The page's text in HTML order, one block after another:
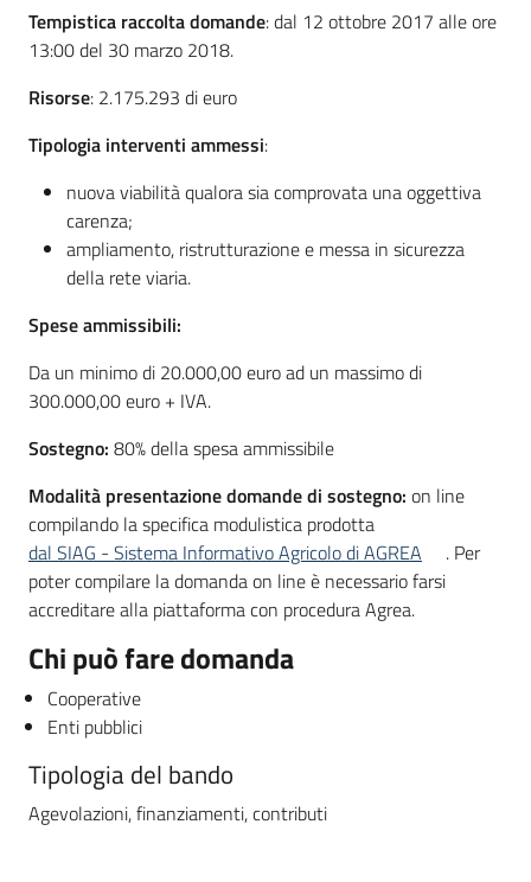
Tempistica raccolta domande: dal 12 ottobre 2017 alle ore
13:00 del 30 marzo 2018.
Risorse: 2.175.293 di euro
Tipologia interventi ammessi:
nuova viabilità qualora sia comprovata una oggettiva
carenza;
ampliamento, ristrutturazione e messa in sicurezza
della rete viaria.
Spese ammissibili:
Da un minimo di 20.000,00 euro ad un massimo di
300.000,00 euro + IVA.
Sostegno: 80% della spesa ammissibile
Modalità presentazione domande di sostegno: on line
compilando la specifica modulistica prodotta
dal SIAG - Sistema Informativo Agricolo di AGREA
. Per
poter compilare la domanda on line è necessario farsi
accreditare alla piattaforma con procedura Agrea.
Chi può fare domanda
Cooperative
Enti pubblici
Tipologia del bando
Agevolazioni, finanziamenti, contributi